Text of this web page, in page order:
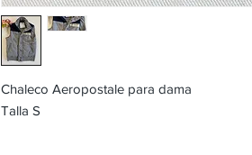
Chaleco Aeropostale para dama
Talla S